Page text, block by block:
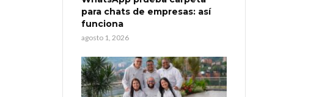
para chats de empresas: así
funciona
agosto 1, 2026